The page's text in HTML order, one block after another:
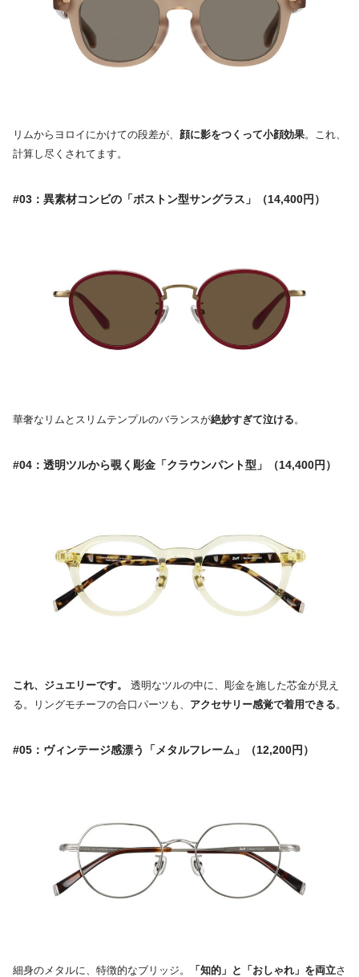
リムからヨロイにかけての段差が、 顔に影をつくって小顔効果。これ、
計算し尽くされてます。
#03：異素材コンビの「ボストン型サングラス」（14,400円）
華奢なリムとスリムテンプルのバランスが絶妙すぎて泣ける 。
#04：透明ツルから覗く彫金「クラウンパント型」（14,400円）
これ、ジュエリーです。
透明なツルの中に、彫金を施した芯金が見え
る。リングモチーフの合口パーツも、 アクセサリー感覚で着用できる 。
#05：ヴィンテージ感漂う「メタルフレーム」（12,200円）
細身のメタルに、特徴的なブリッジ。 「知的」と「おしゃれ」を両立さ